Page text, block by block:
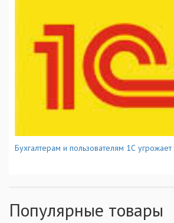
Бухгалтерам и пользователям 1С
Популярные товары